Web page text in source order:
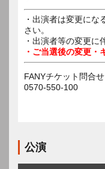
・出演者は変更に
さい。
・出演者等の変更に
・ご当選後の変更・
FANYチケット問合
0570-550-100
公演